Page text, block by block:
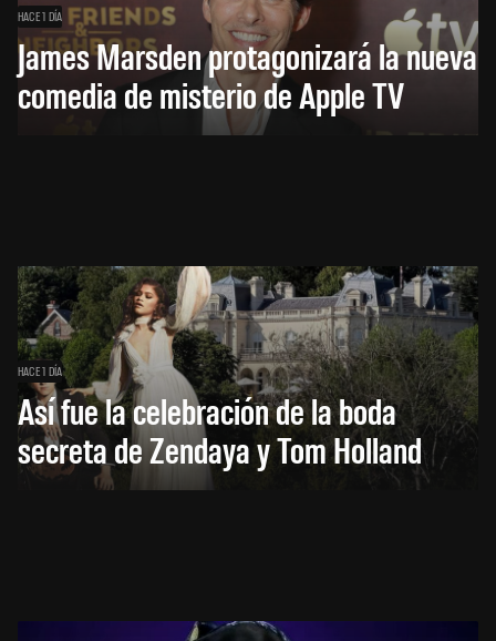
HACE 1 DÍA
James Marsden protagonizará la nueva
comedia de misterio de Apple TV
HACE 1 DÍA
Así fue la celebración de la boda
secreta de Zendaya y Tom Holland